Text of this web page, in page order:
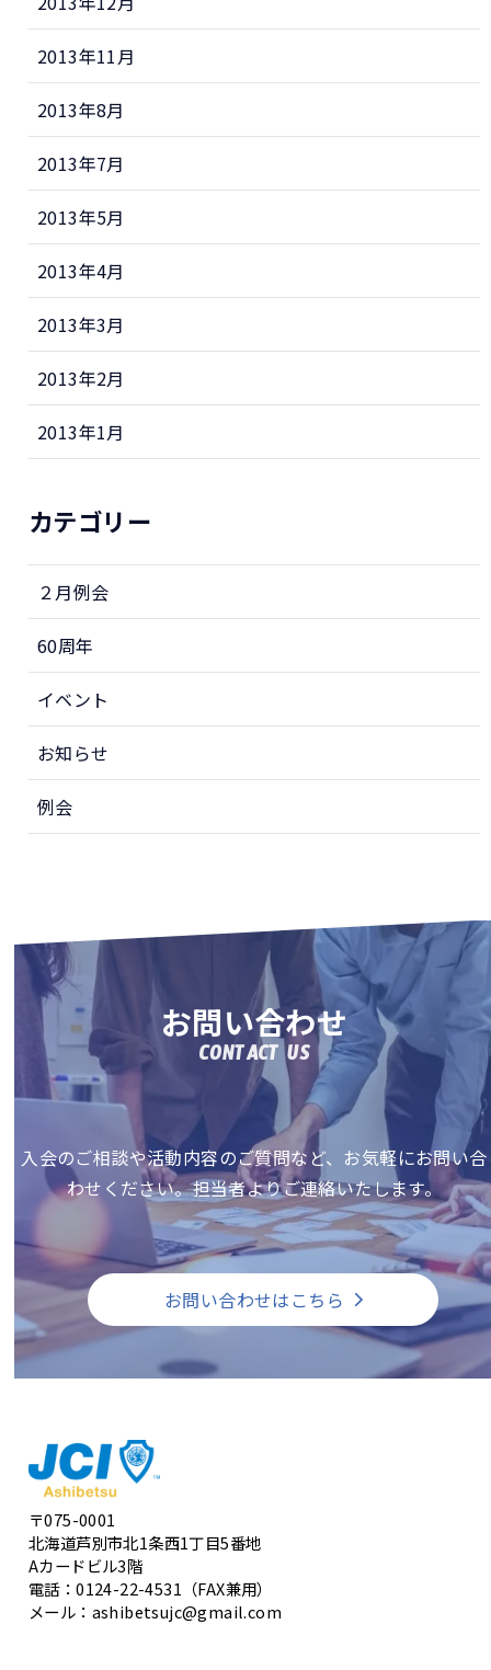
2013年11月
2013年8月
2013年7月
2013年5月
2013年4月
2013年3月
2013年2月
2013年1月
カテゴリー
２月例会
60周年
イベント
お知らせ
例会
お問い合わせ
CONTACT US
入会のご相談や活動内容のご質問など、お気軽にお問い合
わせください。担当者よりご連絡いたします。
お問い合わせはこちら
〒075-0001
北海道芦別市北1条西1丁目5番地
Aカードビル3階
電話：0124-22-4531（FAX兼用）
メール：ashibetsujc@gmail.com